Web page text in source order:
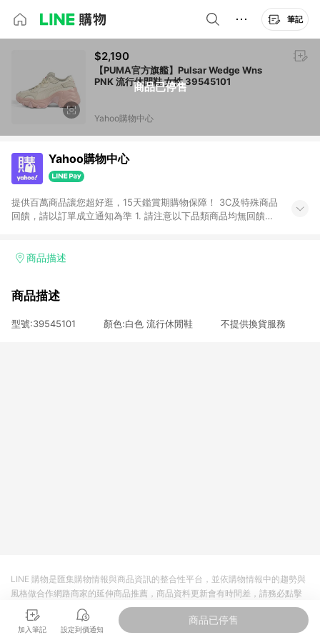
筆記
商品已停售
$2,190
【PUMA官方旗艦】Pulsar Wedge Wns
PNK 流行休閒鞋 女性 39545101
Yahoo購物中心
Yahoo購物中心
提供百萬商品讓您超好逛，15天鑑賞期購物保障！ 3C及特殊商品
回饋，請以訂單成立通知為準 1. 請注意以下品類商品均無回饋：
電玩/遊戲/相機/單眼/鏡頭/拍立得 [2024/6/1起適用] -內接硬
的購回饋活動享Yahoo超贈點回饋者 - 購物中心商店之商品：商
3. 訂單回饋金額將扣除運費/購物金/超贈點/福利金/紅利折抵/折
商品描述
商品描述
型號:39545101 顏色:白色 流行休閒鞋 不提供換貨服務
加入筆記 設定到價通知
商品已停售
LINE 購物是匯集購物情報與商品資訊的整合性平台，並依購物情報中的趨勢與
風格做合作網路商家的延伸商品推薦，商品資料更新會有時間差，請務必點擊
商品至各合作網路商家，確認現售價與購物條件，一切資訊以合作廠商網頁為
準。